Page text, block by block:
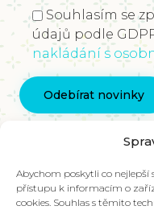
Abychom poskytli co nejlepší
přístupu k informacím o
cookies. Souhlas s těmito
Souhlasím se
údajů podle
nakládání s
Kontaktujte
Nadace Pangea,
186 00 Praha 8